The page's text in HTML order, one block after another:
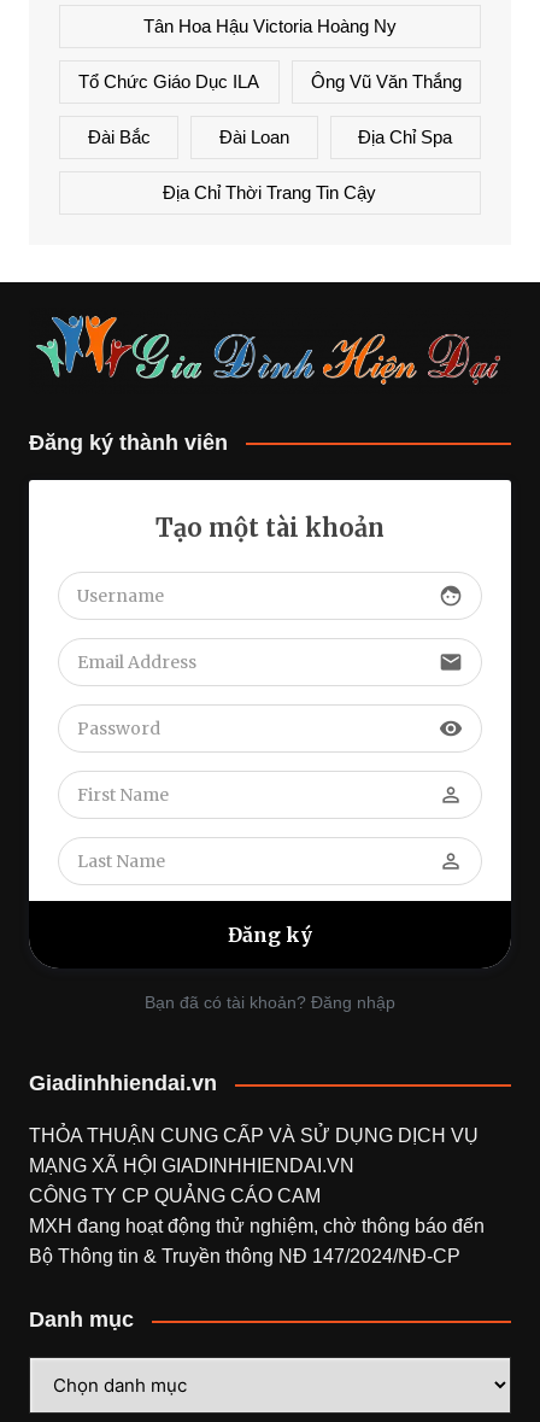
Tân Hoa Hậu Victoria Hoàng Ny
Tổ Chức Giáo Dục ILA Ông Vũ Văn Thắng
Đài Bắc Đài Loan Địa Chỉ Spa
Địa Chỉ Thời Trang Tin Cậy
Đăng ký thành viên
Tạo một tài khoản
face
email
visibility
perm_identity
perm_identity
Bạn đã có tài khoản? Đăng nhập
Giadinhhiendai.vn
THỎA THUẬN CUNG CẤP VÀ SỬ DỤNG DỊCH VỤ
MẠNG XÃ HỘI GIADINHHIENDAI.VN
CÔNG TY CP QUẢNG CÁO CAM
MXH đang hoạt động thử nghiệm, chờ thông báo đến
Bộ Thông tin & Truyền thông NĐ 147/2024/NĐ-CP
Danh mục
mục